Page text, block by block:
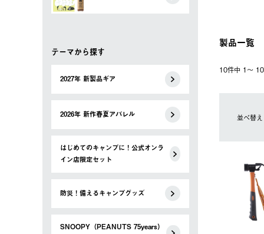
テーマから探す
2027年 新製品ギア
2026年 新作春夏アパレル
はじめてのキャンプに！公式オンラ
イン店限定セット
防災！備えるキャンプグッズ
SNOOPY（PEANUTS 75years）
製品一覧
10件中 1〜
並べ替え